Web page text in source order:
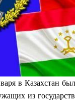
в Казахстан
из